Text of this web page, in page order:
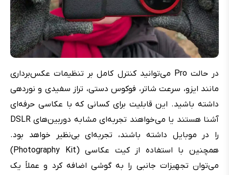
در حالت Pro می‌توانید کنترل کامل بر تنظیمات عکس‌برداری
مانند ایزو، سرعت شاتر، فوکوس دستی، تراز سفیدی و نوردهی
داشته باشید. این قابلیت برای کسانی که با عکاسی حرفه‌ای
آشنا هستند یا می‌خواهند تجربه‌ای مشابه دوربین‌های DSLR
را در موبایل داشته باشند، تجربه‌ای بی‌نظیر خواهد بود.
همچنین با استفاده از کیت عکاسی (Photography Kit)
می‌توان تجهیزات جانبی را به گوشی اضافه کرد و عملاً یک